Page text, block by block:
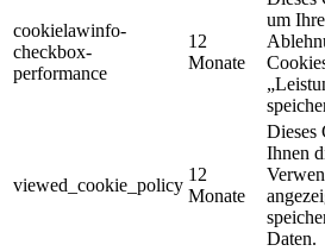
cookielawinfo-
checkbox-
performance
12
Monate
um
viewed_cookie_policy
12
Monate
Dieses
Ihnen
Daten.